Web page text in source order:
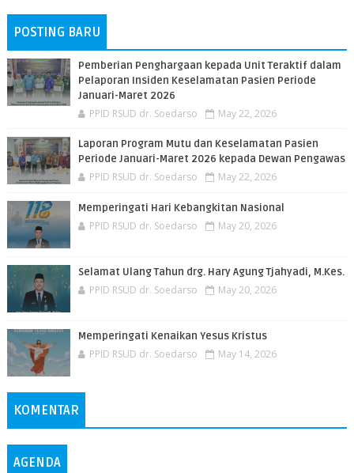
POSTING BARU
Pemberian Penghargaan kepada Unit Teraktif dalam
Pelaporan Insiden Keselamatan Pasien Periode
Januari-Maret 2026
PPID RSUD dr. Soedarso May 22, 2026
Laporan Program Mutu dan Keselamatan Pasien
Periode Januari-Maret 2026 kepada Dewan Pengawas
PPID RSUD dr. Soedarso May 22, 2026
Memperingati Hari Kebangkitan Nasional
PPID RSUD dr. Soedarso May 20, 2026
Selamat Ulang Tahun drg. Hary Agung Tjahyadi, M.Kes.
PPID RSUD dr. Soedarso May 20, 2026
Memperingati Kenaikan Yesus Kristus
PPID RSUD dr. Soedarso May 14, 2026
KOMENTAR
AGENDA